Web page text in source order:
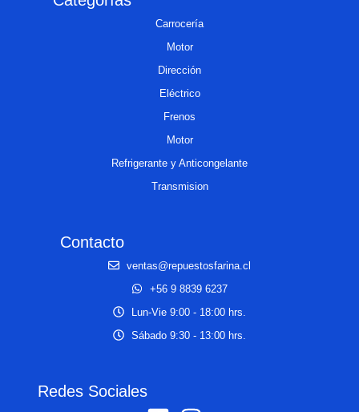
Carrocería
Motor
Dirección
Eléctrico
Frenos
Motor
Refrigerante y Anticongelante
Transmision
Contacto
ventas@repuestosfarina.cl
+56 9 8839 6237
Lun-Vie 9:00 - 18:00 hrs.
Sábado 9:30 - 13:00 hrs.
Redes Sociales